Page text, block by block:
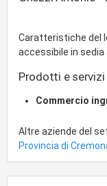
Caratteristiche del
accessibile in sedia
Prodotti e servizi
Commercio
Altre aziende del
Provincia di